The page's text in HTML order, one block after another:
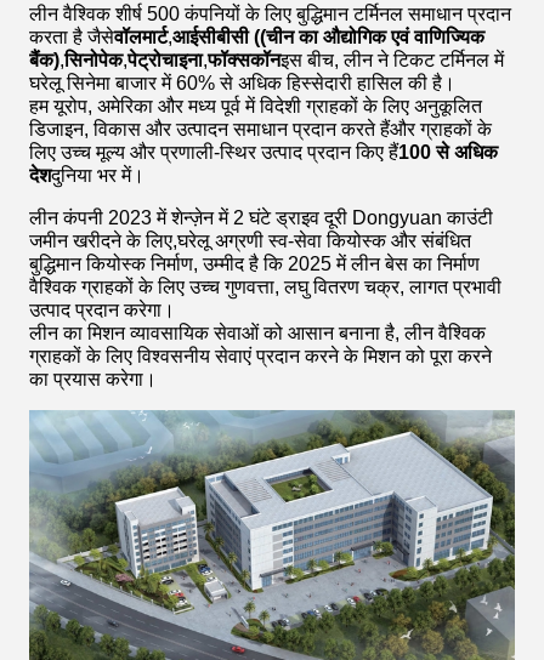
लीन वैश्विक शीर्ष 500 कंपनियों के लिए बुद्धिमान टर्मिनल समाधान प्रदान
करता है जैसेवॉलमार्ट,आईसीबीसी ((चीन का औद्योगिक एवं वाणिज्यिक
बैंक),सिनोपेक,पेट्रोचाइना,फॉक्सकॉनइस बीच, लीन ने टिकट टर्मिनल में
घरेलू सिनेमा बाजार में 60% से अधिक हिस्सेदारी हासिल की है।
हम यूरोप, अमेरिका और मध्य पूर्व में विदेशी ग्राहकों के लिए अनुकूलित
डिजाइन, विकास और उत्पादन समाधान प्रदान करते हैंऔर ग्राहकों के
लिए उच्च मूल्य और प्रणाली-स्थिर उत्पाद प्रदान किए हैं100 से अधिक
देशदुनिया भर में।
लीन कंपनी 2023 में शेन्ज़ेन में 2 घंटे ड्राइव दूरी Dongyuan काउंटी
जमीन खरीदने के लिए,घरेलू अग्रणी स्व-सेवा कियोस्क और संबंधित
बुद्धिमान कियोस्क निर्माण, उम्मीद है कि 2025 में लीन बेस का निर्माण
वैश्विक ग्राहकों के लिए उच्च गुणवत्ता, लघु वितरण चक्र, लागत प्रभावी
उत्पाद प्रदान करेगा।
लीन का मिशन व्यावसायिक सेवाओं को आसान बनाना है, लीन वैश्विक
ग्राहकों के लिए विश्वसनीय सेवाएं प्रदान करने के मिशन को पूरा करने
का प्रयास करेगा।